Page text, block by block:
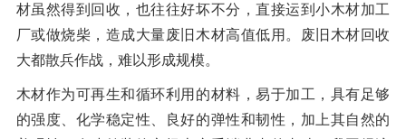
材虽然得到回收，也往往好坏不分，直接运到小木材加工
厂或做烧柴，造成大量废旧木材高值低用。废旧木材回收
大都散兵作战，难以形成规模。
木材作为可再生和循环利用的材料，易于加工，具有足够
的强度、化学稳定性、良好的弹性和韧性，加上其自然的